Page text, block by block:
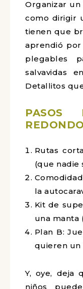
Organizar un
como dirigir
tienen que
aprendió
plegables
salvavidas
Detallitos
PASOS
Rutas
(que nadie
la
Kit de
una manta
Plan B:
quieren un
Y, oye, deja
niños